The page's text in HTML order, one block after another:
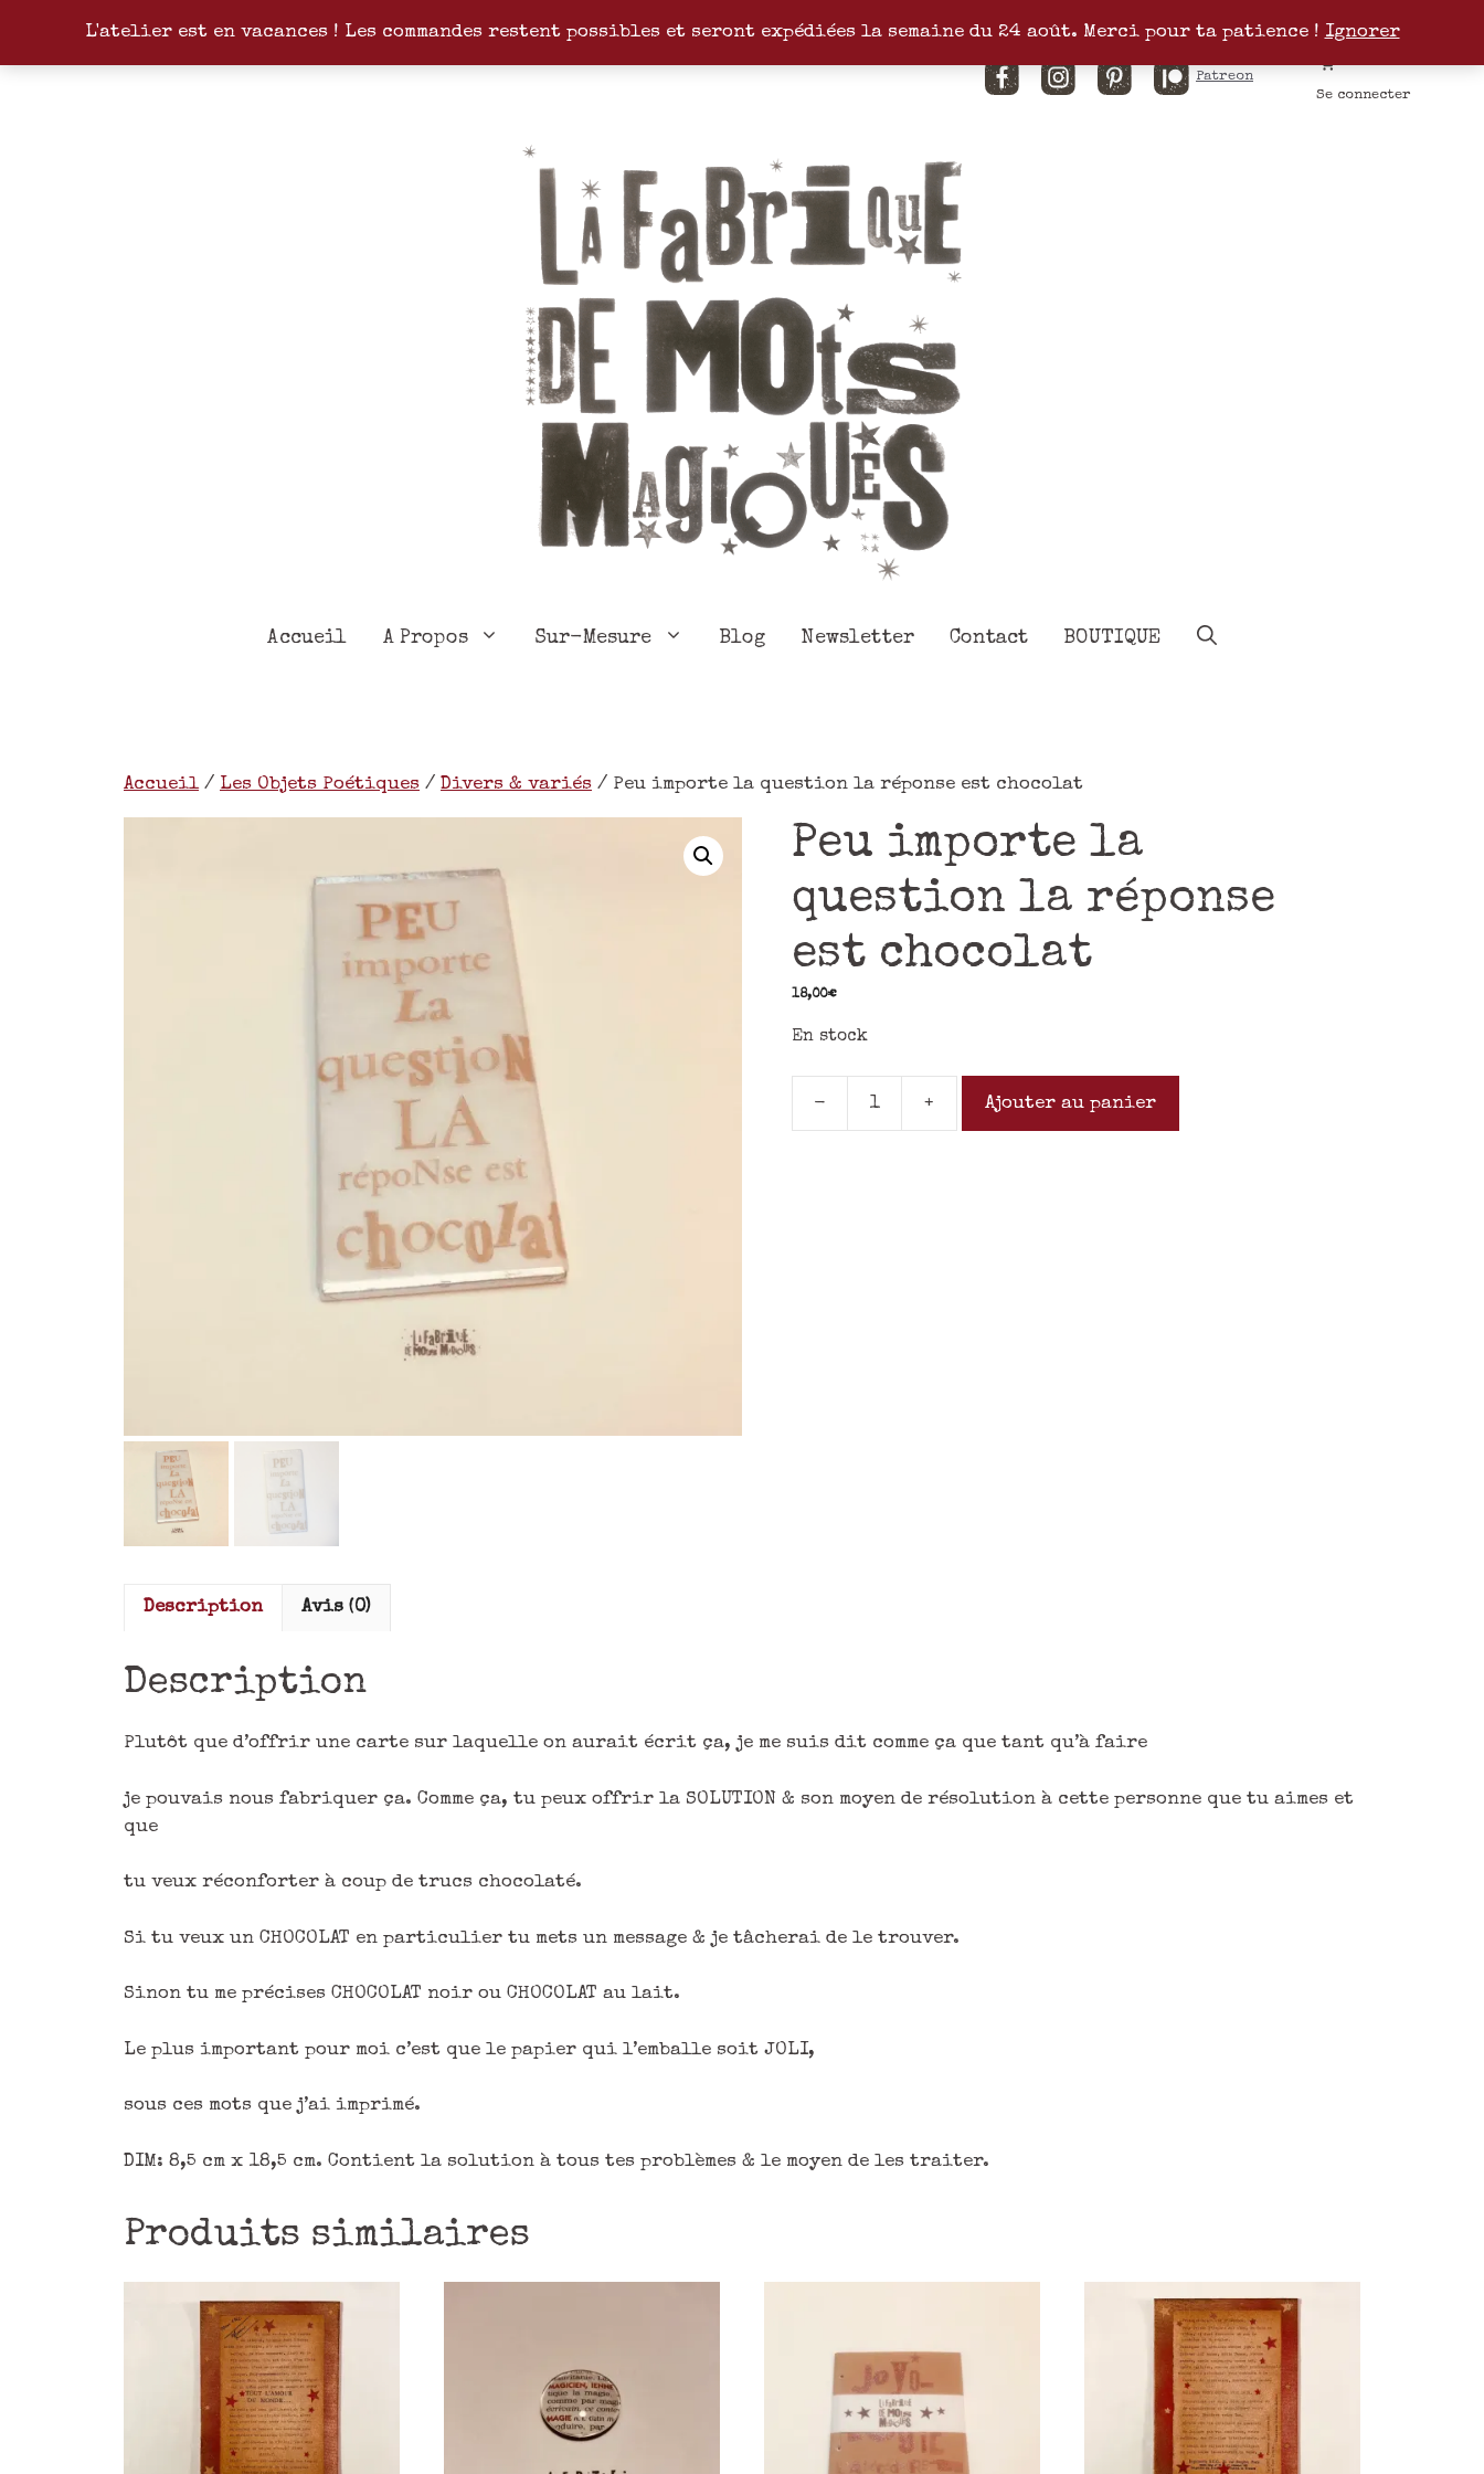
L'atelier est en vacances ! Les commandes restent possibles et seront expédiées la semaine du 24 août. Merci pour ta patience ! Ignorer
FacebookInstagramPinterestPatreon
Se connecter
Accueil A Propos Sur-Mesure Blog Newsletter Contact BOUTIQUE
Accueil/ Les Objets Poétiques / Divers & variés / Peu importe la question la réponse est chocolat
Peu importe la
question la réponse
est chocolat
18,00€
En stock
- + Ajouter au panier
Description Avis (0)
Description
Plutôt que d’offrir une carte sur laquelle on aurait écrit ça, je me suis dit comme ça que tant qu’à faire
je pouvais nous fabriquer ça. Comme ça, tu peux offrir la SOLUTION & son moyen de résolution à cette personne que tu aimes et
que
tu veux réconforter à coup de trucs chocolaté.
Si tu veux un CHOCOLAT en particulier tu mets un message & je tâcherai de le trouver.
Sinon tu me précises CHOCOLAT noir ou CHOCOLAT au lait.
Le plus important pour moi c’est que le papier qui l’emballe soit JOLI,
sous ces mots que j’ai imprimé.
DIM: 8,5 cm x 18,5 cm. Contient la solution à tous tes problèmes & le moyen de les traiter.
Produits similaires